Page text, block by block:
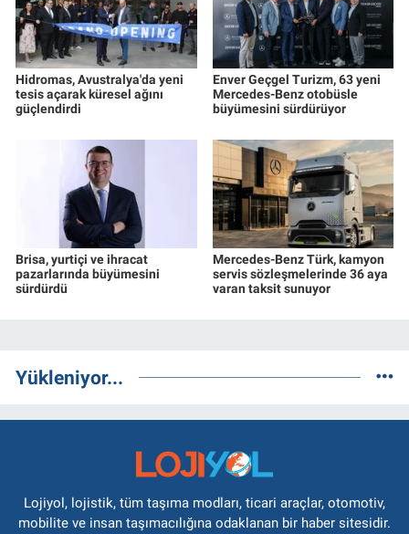
Hidromas, Avustralya'da yeni
tesis açarak küresel ağını
güçlendirdi
Enver Geçgel Turizm, 63 yeni
Mercedes-Benz otobüsle
büyümesini sürdürüyor
Brisa, yurtiçi ve ihracat
pazarlarında büyümesini
sürdürdü
Mercedes-Benz Türk, kamyon
servis sözleşmelerinde 36 aya
varan taksit sunuyor
Yükleniyor...
Lojiyol, lojistik, tüm taşıma modları, ticari araçlar, otomotiv,
mobilite ve insan taşımacılığına odaklanan bir haber sitesidir.